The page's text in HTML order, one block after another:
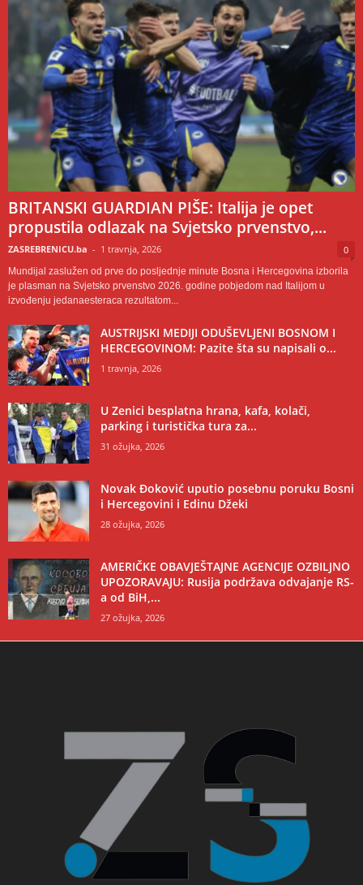
BRITANSKI GUARDIAN PIŠE: Italija je opet
propustila odlazak na Svjetsko prvenstvo,...
ZASREBRENICU.ba - 1 travnja, 2026 0
Mundijal zaslužen od prve do posljednje minute Bosna i Hercegovina izborila
je plasman na Svjetsko prvenstvo 2026. godine pobjedom nad Italijom u
izvođenju jedanaesteraca rezultatom...
AUSTRIJSKI MEDIJI ODUŠEVLJENI BOSNOM I
HERCEGOVINOM: Pazite šta su napisali o...
1 travnja, 2026
U Zenici besplatna hrana, kafa, kolači,
parking i turistička tura za...
31 ožujka, 2026
Novak Đoković uputio posebnu poruku Bosni
i Hercegovini i Edinu Džeki
28 ožujka, 2026
AMERIČKE OBAVJEŠTAJNE AGENCIJE OZBILJNO
UPOZORAVAJU: Rusija podržava odvajanje RS-
a od BiH,...
27 ožujka, 2026